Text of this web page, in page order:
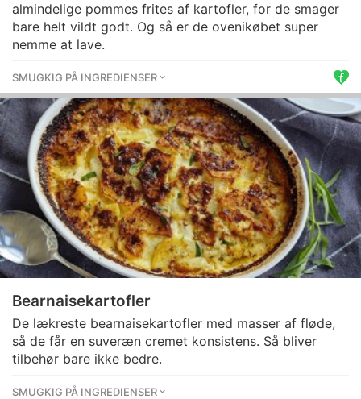
almindelige pommes frites af kartofler, for de smager
bare helt vildt godt. Og så er de ovenikøbet super
nemme at lave.
SMUGKIG PÅ INGREDIENSER
Bearnaisekartofler
De lækreste bearnaisekartofler med masser af fløde,
så de får en suveræn cremet konsistens. Så bliver
tilbehør bare ikke bedre.
SMUGKIG PÅ INGREDIENSER